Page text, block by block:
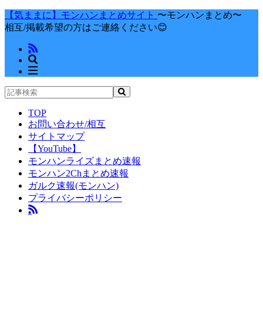
【気ままに】モンハンまとめサイト 〜モンハンまとめ〜
相互/掲載希望の方はご連絡ください😊
TOP
お問い合わせ/相互
サイトマップ
【YouTube】
モンハンライズまとめ速報
モンハン2Chまとめ速報
ガルク速報(モンハン)
プライバシーポリシー